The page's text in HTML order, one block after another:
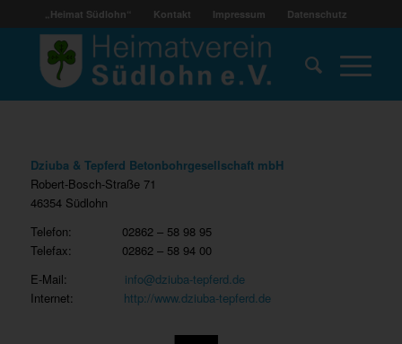
„Heimat Südlohn“ Kontakt Impressum Datenschutz
Dziuba & Tepferd Betonbohrgesellschaft mbH
Robert-Bosch-Straße 71
46354 Südlohn
Telefon: 02862 – 58 98 95
Telefax: 02862 – 58 94 00
E-Mail: info@dziuba-tepferd.de
Internet: http://www.dziuba-tepferd.de